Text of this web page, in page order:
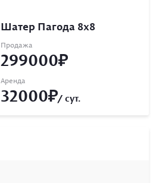
Шатер Пагода 8х8
Продажа
299000
Аренда
32000 / сут.